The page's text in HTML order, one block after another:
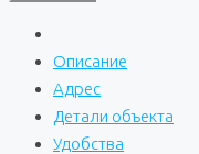
Описание
Адрес
Детали объекта
Удобства